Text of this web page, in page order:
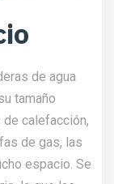
de agua
tamaño
calefacción,
de gas, las
espacio. Se